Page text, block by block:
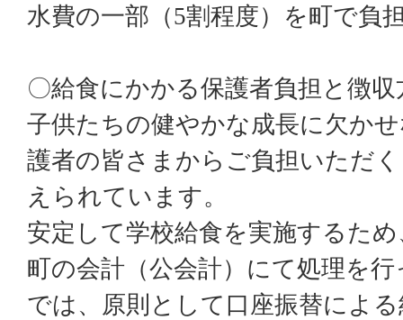
水費の一部（5割程度）を町で負
〇給食にかかる保護者負担と徴収
子供たちの健やかな成長に欠か
護者の皆さまからご負担いただ
えられています。
安定して学校給食を実施するた
町の会計（公会計）にて処理を
では、原則として口座振替によ